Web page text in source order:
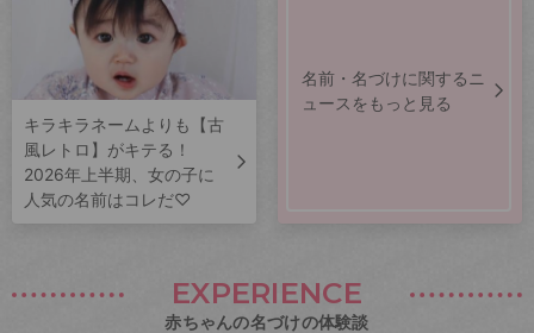
キラキラネームよりも【古
風レトロ】がキテる！
2026年上半期、女の子に
人気の名前はコレだ♡
名前・名づけに関するニ
ュースをもっと見る
EXPERIENCE
赤ちゃんの名づけの体験談